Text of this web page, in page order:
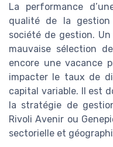
La performance
qualité de la
société de gestion.
mauvaise sélection
encore une vacance
impacter le taux de
capital variable. Il est
la stratégie de
Rivoli Avenir ou
sectorielle et